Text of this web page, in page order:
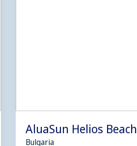
AluaSun Helios Beach
Bulgaria